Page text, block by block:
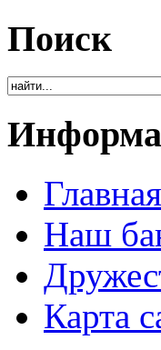
Поиск
Главная
Наш
Карта